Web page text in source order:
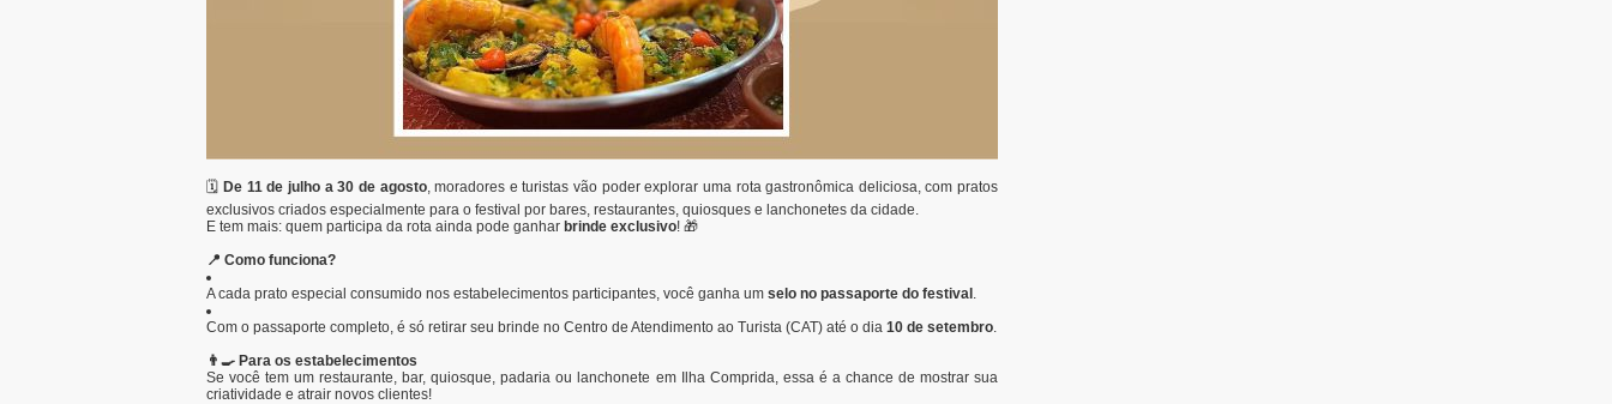
🗓️ De 11 de julho a 30 de agosto, moradores e turistas vão poder explorar uma rota gastronômica deliciosa, com pratos
exclusivos criados especialmente para o festival por bares, restaurantes, quiosques e lanchonetes da cidade.
E tem mais: quem participa da rota ainda pode ganhar brinde exclusivo! 🎁
📍 Como funciona?
A cada prato especial consumido nos estabelecimentos participantes, você ganha um selo no passaporte do festival .
Com o passaporte completo, é só retirar seu brinde no Centro de Atendimento ao Turista (CAT) até o dia 10 de setembro.
👨‍🍳 Para os estabelecimentos
Se você tem um restaurante, bar, quiosque, padaria ou lanchonete em Ilha Comprida, essa é a chance de mostrar sua
criatividade e atrair novos clientes!